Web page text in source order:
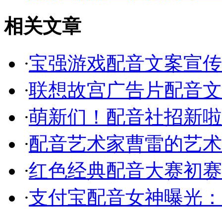
相关文章
·宝强游戏配音文案宣
·联想故宫广告片配音
·萌新们！配音社招新
·配音艺术家曹雷的艺
·红色经典配音大赛初
·支付宝配音女神曝光